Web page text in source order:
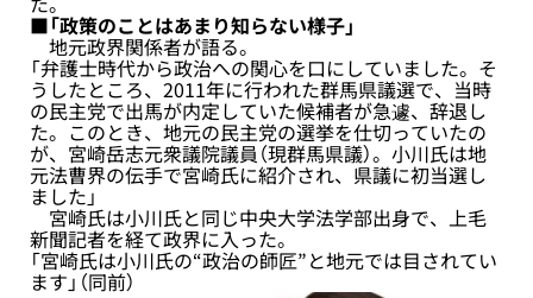
■「政策のことはあまり知らない様子」
地元政界関係者が語る。
「弁護士時代から政治への関心を口にしていました。そ
うしたところ、2011年に行われた群馬県議選で、当時
の民主党で出馬が内定していた候補者が急遽、辞退し
た。このとき、地元の民主党の選挙を仕切っていたの
が、宮崎岳志元衆議院議員（現群馬県議）。小川氏は地
元法曹界の伝手で宮崎氏に紹介され、県議に初当選し
ました」
宮崎氏は小川氏と同じ中央大学法学部出身で、上毛
新聞記者を経て政界に入った。
「宮崎氏は小川氏の“政治の師匠”と地元では目されてい
ます」（同前）